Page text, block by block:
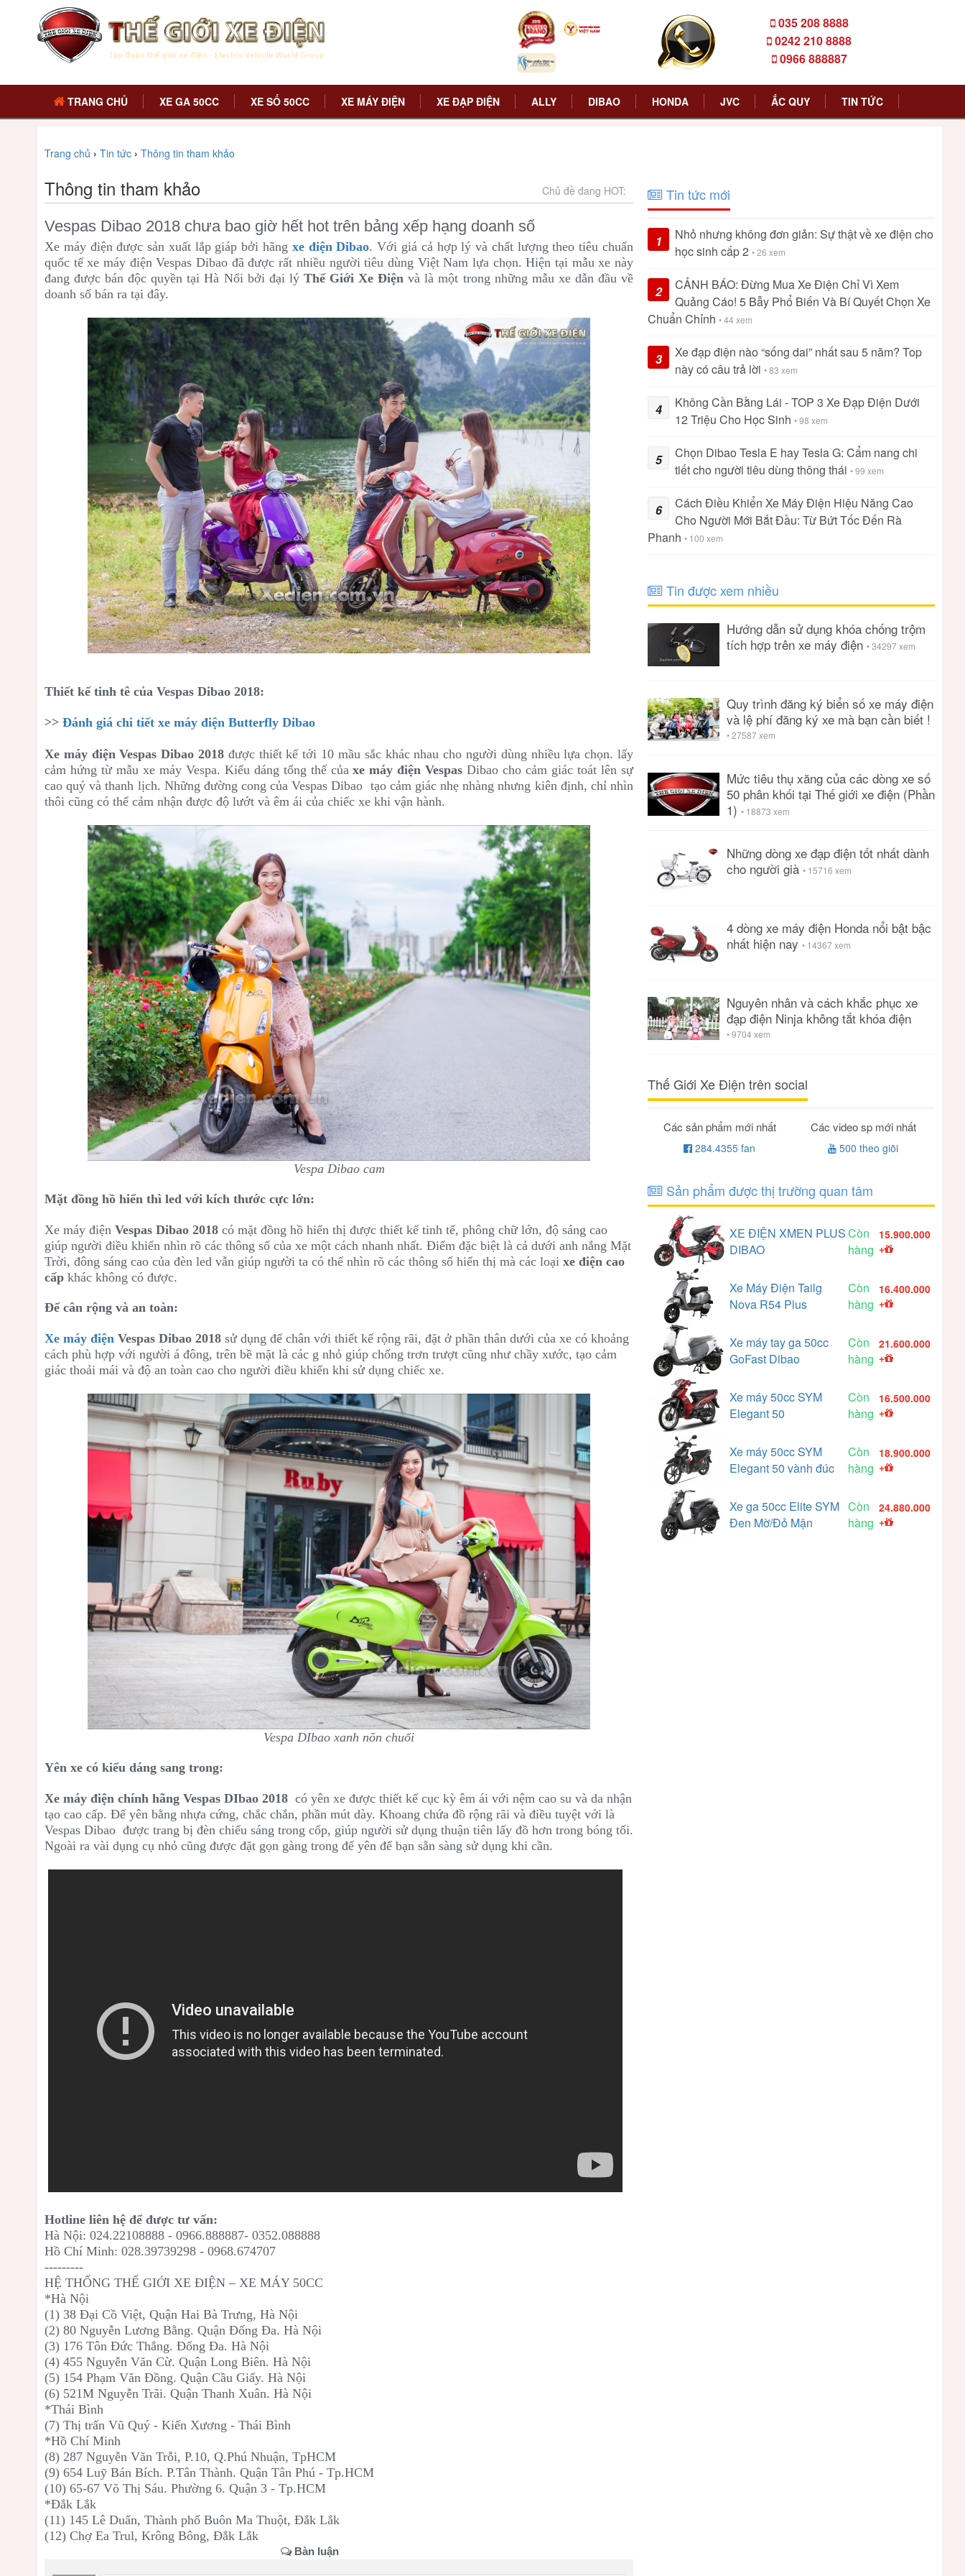
035 208 8888
0242 210 8888
0966 888887
TRANG CHỦ XE GA 50CC XE SỐ 50CC XE MÁY ĐIỆN XE ĐẠP ĐIỆN ALLY DIBAO HONDA JVC ẮC QUY TIN TỨC
Trang chủ › Tin tức › Thông tin tham khảo
Thông tin tham khảo Chủ đề đang HOT:
Vespas Dibao 2018 chưa bao giờ hết hot trên bảng xếp hạng doanh số
Xe máy điện được sản xuất lắp giáp bởi hãng xe điện Dibao. Với giá cả hợp lý và chất lượng theo tiêu chuẩn
quốc tế xe máy điện Vespas Dibao đã được rất nhiều người tiêu dùng Việt Nam lựa chọn. Hiện tại mẫu xe này
đang được bán độc quyền tại Hà Nổi bởi đại lý Thế Giới Xe Điện và là một trong những mẫu xe dẫn đầu về
doanh số bán ra tại đây.
Thiết kế tinh tê của Vespas Dibao 2018:
>> Đánh giá chi tiết xe máy điện Butterfly Dibao
Xe máy điện Vespas Dibao 2018 được thiết kế tới 10 mầu sắc khác nhau cho người dùng nhiều lựa chọn. lấy
cảm hứng từ mẫu xe máy Vespa. Kiểu dáng tổng thế củaxe máy điện Vespas Dibao cho cảm giác toát lên sự
cao quý và thanh lịch. Những đường cong của Vespas Dibao tạo cảm giác nhẹ nhàng nhưng kiên định, chỉ nhìn
thôi cũng có thể cảm nhận được độ lướt và êm ái của chiếc xe khi vận hành.
Vespa Dibao cam
Mặt đồng hồ hiển thì led với kích thước cực lớn:
Xe máy điện Vespas Dibao 2018 có mặt đồng hồ hiển thị được thiết kế tinh tế, phông chữ lớn, độ sáng cao
giúp người điều khiển nhìn rõ các thông số của xe một cách nhanh nhất. Điểm đặc biệt là cả dưới anh nắng Mặt
Trời, đông sáng cao của đèn led vẫn giúp người ta có thể nhìn rõ các thông số hiển thị mà các loại xe điện cao
cấp khác không có được.
Để cân rộng và an toàn:
Xe máy điện Vespas Dibao 2018 sử dụng để chân với thiết kế rộng rãi, đặt ở phần thân dưới của xe có khoảng
cách phù hợp với người á đông, trên bề mặt là các g nhỏ giúp chống trơn trượt cũng như chầy xước, tạo cảm
giác thoải mái và độ an toàn cao cho người điều khiển khi sử dụng chiếc xe.
Vespa DIbao xanh nõn chuối
Yên xe có kiểu dáng sang trong:
Xe máy điện chính hãng Vespas DIbao 2018 có yên xe được thiết kế cục kỳ êm ái với nệm cao su và da nhận
tạo cao cấp. Đế yên bằng nhựa cứng, chắc chắn, phần mút dày. Khoang chứa đồ rộng rãi và điều tuyệt với là
Vespas Dibao được trang bị đèn chiếu sáng trong cốp, giúp người sử dụng thuận tiên lấy đồ hơn trong bóng tối.
Ngoài ra vài dụng cụ nhỏ cũng được đặt gọn gàng trong để yên để bạn sẵn sàng sử dụng khi cần.
Hotline liên hệ để được tư vấn:
Hà Nội: 024.22108888 - 0966.888887- 0352.088888
Hồ Chí Minh: 028.39739298 - 0968.674707
---------
HỆ THỐNG THẾ GIỚI XE ĐIỆN – XE MÁY 50CC
*Hà Nội
(1) 38 Đại Cồ Việt, Quận Hai Bà Trưng, Hà Nội
(2) 80 Nguyễn Lương Bằng. Quận Đống Đa. Hà Nội
(3) 176 Tôn Đức Thắng. Đống Đa. Hà Nội
(4) 455 Nguyễn Văn Cừ. Quận Long Biên. Hà Nội
(5) 154 Phạm Văn Đồng. Quận Cầu Giấy. Hà Nội
(6) 521M Nguyễn Trãi. Quận Thanh Xuân. Hà Nội
*Thái Bình
(7) Thị trấn Vũ Quý - Kiến Xương - Thái Bình
*Hồ Chí Minh
(8) 287 Nguyễn Văn Trỗi, P.10, Q.Phú Nhuận, TpHCM
(9) 654 Luỹ Bán Bích. P.Tân Thành. Quận Tân Phú - Tp.HCM
(10) 65-67 Võ Thị Sáu. Phường 6. Quận 3 - Tp.HCM
*Đắk Lắk
(11) 145 Lê Duẩn, Thành phố Buôn Ma Thuột, Đắk Lắk
(12) Chợ Ea Trul, Krông Bông, Đắk Lắk
Bàn luận
Tin tức mới
1
Nhỏ nhưng không đơn giản: Sự thật về xe điện cho
học sinh cấp 2 • 26 xem
2
CẢNH BÁO: Đừng Mua Xe Điện Chỉ Vì Xem
Quảng Cáo! 5 Bẫy Phổ Biến Và Bí Quyết Chọn Xe
Chuẩn Chỉnh • 44 xem
3
Xe đạp điện nào “sống dai” nhất sau 5 năm? Top
này có câu trả lời • 83 xem
4
Không Cần Bằng Lái - TOP 3 Xe Đạp Điện Dưới
12 Triệu Cho Học Sinh • 98 xem
5
Chọn Dibao Tesla E hay Tesla G: Cẩm nang chi
tiết cho người tiêu dùng thông thái • 99 xem
6
Cách Điều Khiển Xe Máy Điện Hiệu Năng Cao
Cho Người Mới Bắt Đầu: Từ Bứt Tốc Đến Rà
Phanh • 100 xem
Tin được xem nhiều
Hướng dẫn sử dụng khóa chống trộm
tích hợp trên xe máy điện • 34297 xem
Quy trình đăng ký biển số xe máy điện
và lệ phí đăng ký xe mà bạn cần biết !
• 27587 xem
Mức tiêu thụ xăng của các dòng xe số
50 phân khối tại Thế giới xe điện (Phần
1) • 18873 xem
Những dòng xe đạp điện tốt nhất dành
cho người già • 15716 xem
4 dòng xe máy điện Honda nổi bật bậc
nhất hiện nay • 14367 xem
Nguyên nhân và cách khắc phục xe
đạp điện Ninja không tắt khóa điện
• 9704 xem
Thế Giới Xe Điện trên social
Các sản phẩm mới nhất
284.4355 fan
Các video sp mới nhất
500 theo giõi
Sản phẩm được thị trường quan tâm
XE ĐIỆN XMEN PLUS
DIBAO
Còn
hàng
15.900.000
+
Xe Máy Điện Tailg
Nova R54 Plus
Còn
hàng
16.400.000
+
Xe máy tay ga 50cc
GoFast Dibao
Còn
hàng
21.600.000
+
Xe máy 50cc SYM
Elegant 50
Còn
hàng
16.500.000
+
Xe máy 50cc SYM
Elegant 50 vành đúc
Còn
hàng
18.900.000
+
Xe ga 50cc Elite SYM
Đen Mờ/Đỏ Mận
Còn
hàng
24.880.000
+